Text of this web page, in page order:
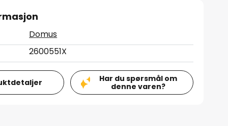
Domus
2600551X
Har du spørsmål om
denne varen?